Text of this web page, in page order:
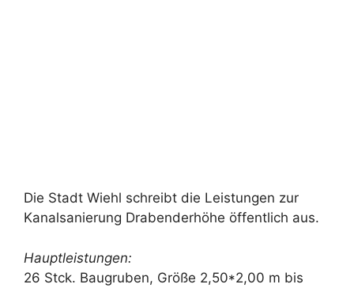
Die Stadt Wiehl schreibt die Leistungen zur
Kanalsanierung Drabenderhöhe öffentlich aus.
Hauptleistungen:
26 Stck. Baugruben, Größe 2,50*2,00 m bis